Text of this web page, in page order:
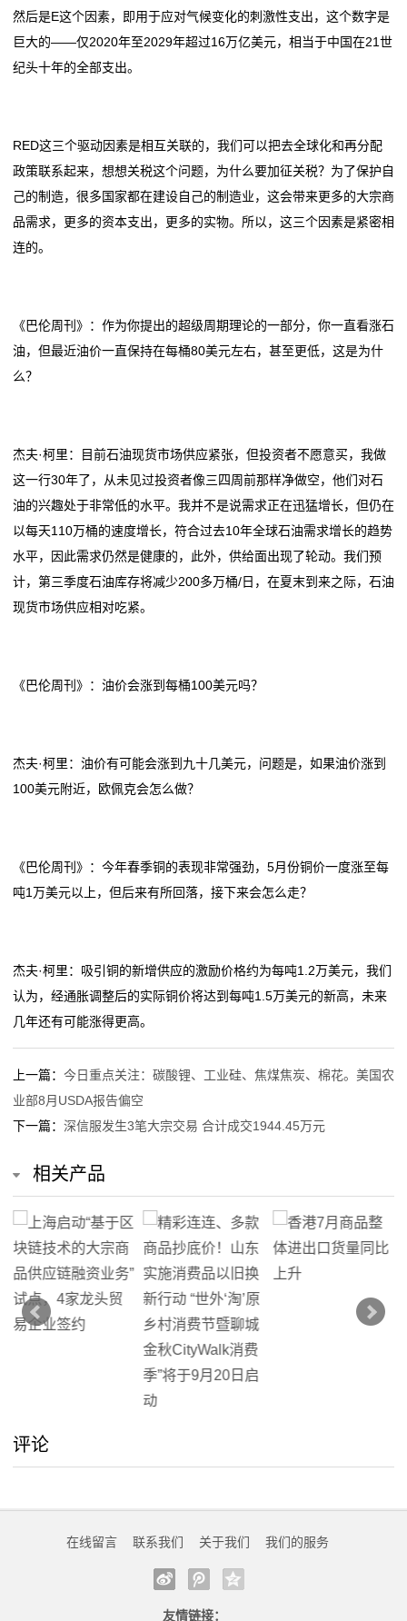
然后是E这个因素，即用于应对气候变化的刺激性支出，这个数字是
巨大的——仅2020年至2029年超过16万亿美元，相当于中国在21世
纪头十年的全部支出。
RED这三个驱动因素是相互关联的，我们可以把去全球化和再分配
政策联系起来，想想关税这个问题，为什么要加征关税？为了保护自
己的制造，很多国家都在建设自己的制造业，这会带来更多的大宗商
品需求，更多的资本支出，更多的实物。所以，这三个因素是紧密相
连的。
《巴伦周刊》：作为你提出的超级周期理论的一部分，你一直看涨石
油，但最近油价一直保持在每桶80美元左右，甚至更低，这是为什
么？
杰夫·柯里：目前石油现货市场供应紧张，但投资者不愿意买，我做
这一行30年了，从未见过投资者像三四周前那样净做空，他们对石
油的兴趣处于非常低的水平。我并不是说需求正在迅猛增长，但仍在
以每天110万桶的速度增长，符合过去10年全球石油需求增长的趋势
水平，因此需求仍然是健康的，此外，供给面出现了轮动。我们预
计，第三季度石油库存将减少200多万桶/日，在夏末到来之际，石油
现货市场供应相对吃紧。
《巴伦周刊》：油价会涨到每桶100美元吗？
杰夫·柯里：油价有可能会涨到九十几美元，问题是，如果油价涨到
100美元附近，欧佩克会怎么做？
《巴伦周刊》：今年春季铜的表现非常强劲，5月份铜价一度涨至每
吨1万美元以上，但后来有所回落，接下来会怎么走？
杰夫·柯里：吸引铜的新增供应的激励价格约为每吨1.2万美元，我们
认为，经通胀调整后的实际铜价将达到每吨1.5万美元的新高，未来
几年还有可能涨得更高。
上一篇： 今日重点关注：碳酸锂、工业硅、焦煤焦炭、棉花。美国农
业部8月USDA报告偏空
下一篇： 深信服发生3笔大宗交易 合计成交1944.45万元
相关产品
评论
在线留言 联系我们 关于我们 我们的服务
友情链接：